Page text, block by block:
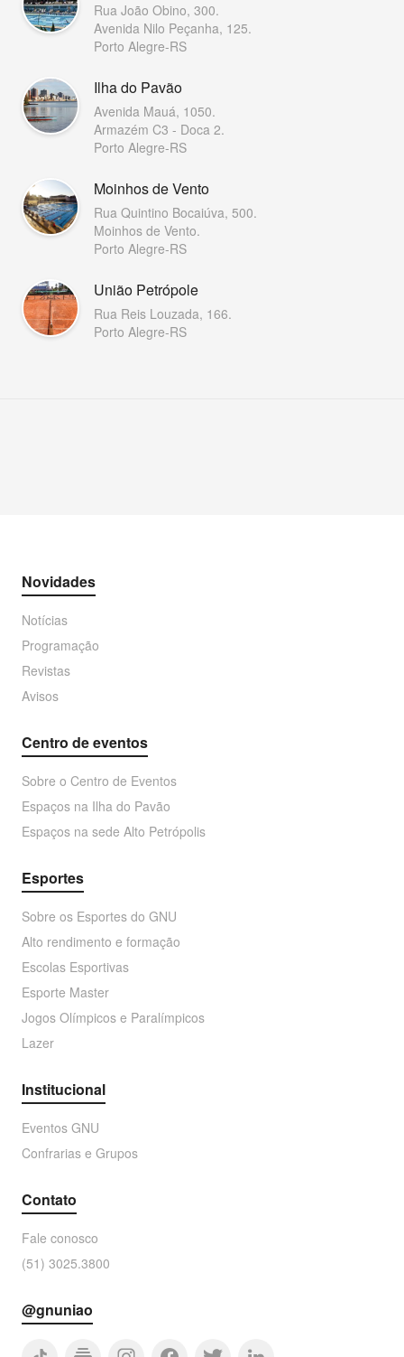
Rua João Obino, 300.
Avenida Nilo Peçanha, 125.
Porto Alegre-RS
Ilha do Pavão
Avenida Mauá, 1050.
Armazém C3 - Doca 2.
Porto Alegre-RS
Moinhos de Vento
Rua Quintino Bocaiúva, 500.
Moinhos de Vento.
Porto Alegre-RS
União Petrópole
Rua Reis Louzada, 166.
Porto Alegre-RS
Novidades
Notícias
Programação
Revistas
Avisos
Centro de eventos
Sobre o Centro de Eventos
Espaços na Ilha do Pavão
Espaços na sede Alto Petrópolis
Esportes
Sobre os Esportes do GNU
Alto rendimento e formação
Escolas Esportivas
Esporte Master
Jogos Olímpicos e Paralímpicos
Lazer
Institucional
Eventos GNU
Confrarias e Grupos
Contato
Fale conosco
(51) 3025.3800
@gnuniao